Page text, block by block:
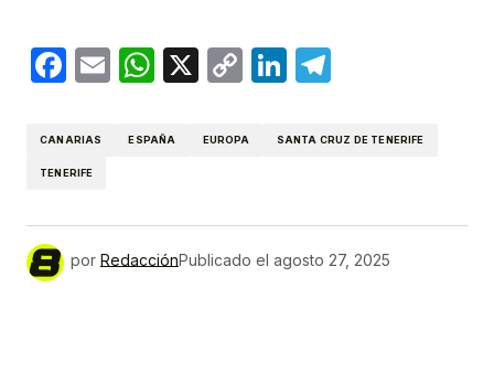
Facebook
EmailWhatsApp
X
CopyLinkedIn
CANARIAS ESPAÑA EUROPA SANTA CRUZ DE TENERIFE
TENERIFE
por RedacciónPublicado el agosto 27, 2025